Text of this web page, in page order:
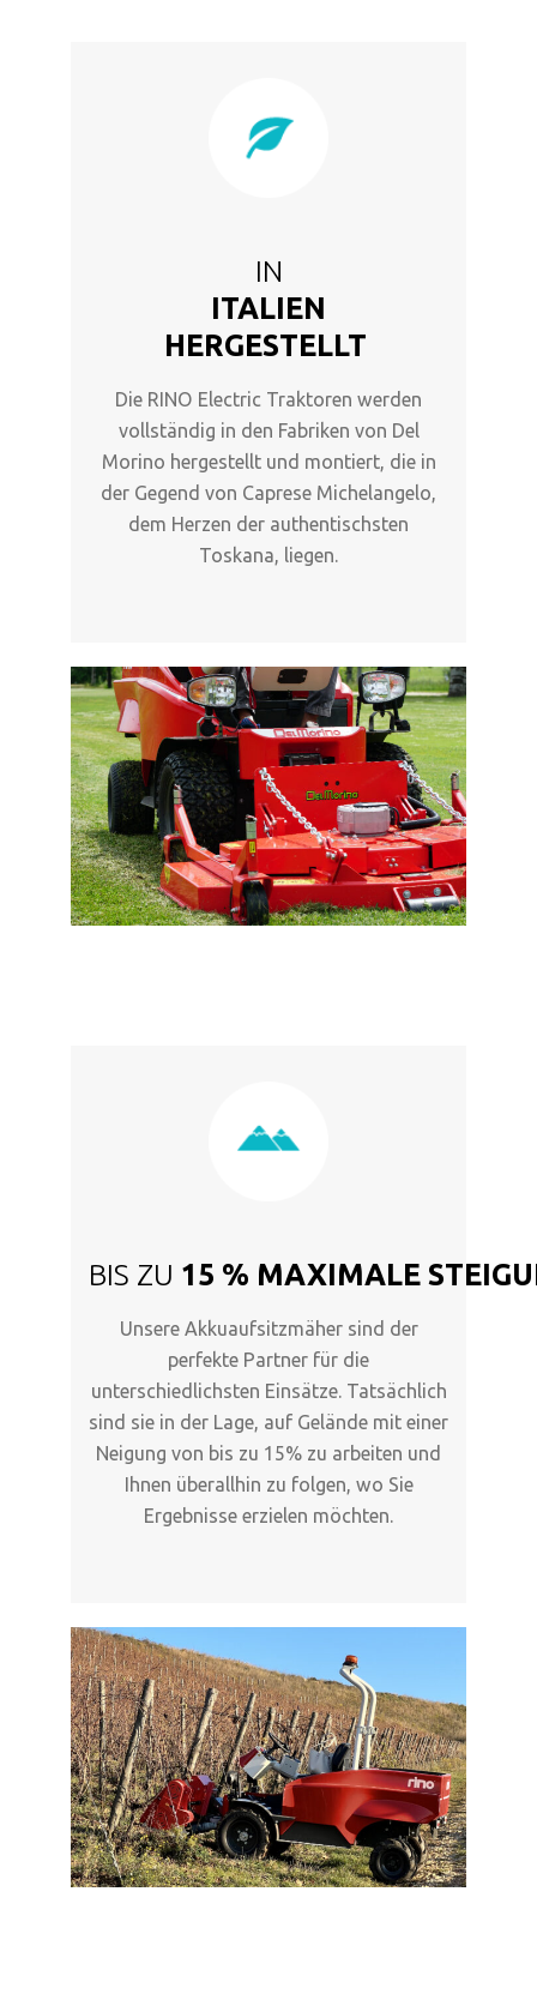
IN
ITALIEN
HERGESTELLT
Die RINO Electric Traktoren werden
vollständig in den Fabriken von Del
Morino hergestellt und montiert, die in
der Gegend von Caprese Michelangelo,
dem Herzen der authentischsten
Toskana, liegen.
BIS ZU 15 % MAXIMALE
Unsere Akkuaufsitzmäher sind der
perfekte Partner für die
unterschiedlichsten Einsätze. Tatsächlich
sind sie in der Lage, auf Gelände mit einer
Neigung von bis zu 15% zu arbeiten und
Ihnen überallhin zu folgen, wo Sie
Ergebnisse erzielen möchten.